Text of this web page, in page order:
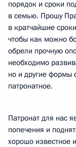
порядок и сроки
в семью. Прошу
в кратчайшие
чтобы как можно
обрели прочную
необходимо
но и другие формы
патронатное.
Патронат для нас
попечения и
хорошо известное